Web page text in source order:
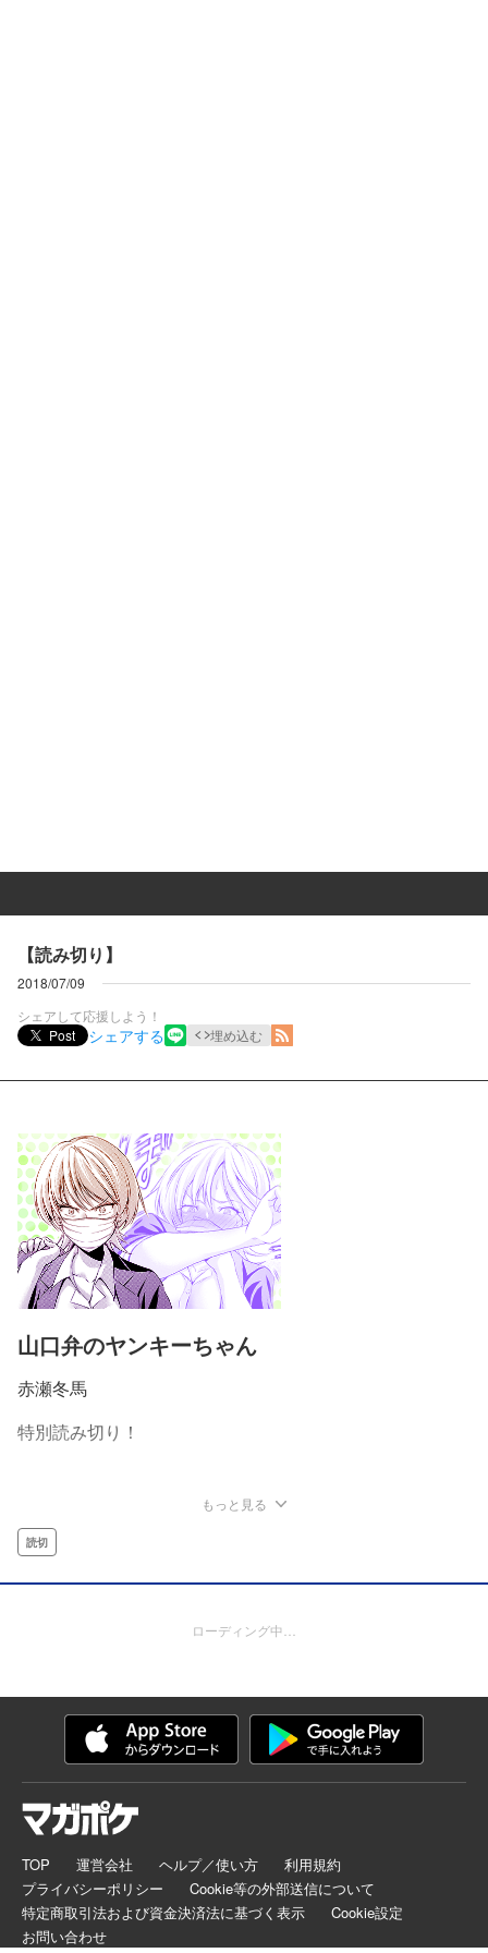
【読み切り】
2018/07/09
シェアして応援しよう！
Post
シェアする 埋め込む
山口弁のヤンキーちゃん
赤瀬冬馬
特別読み切り！
もっと見る
読切
ローディング中…
TOP 運営会社 ヘルプ／使い方
利用規約
プライバシーポリシー
Cookie等の外部送信について
特定商取引法および資金決済法に基づく表示
Cookie設定
お問い合わせ